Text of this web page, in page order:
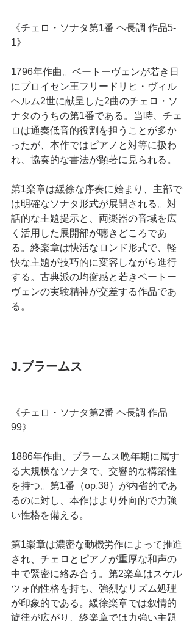
《チェロ・ソナタ第1番 ヘ長調 作品5-
1》
1796年作曲。ベートーヴェンが若き日
にプロイセン王フリードリヒ・ヴィル
ヘルム2世に献呈した2曲のチェロ・ソ
ナタのうちの第1番である。当時、チェ
ロは通奏低音的役割を担うことが多か
ったが、本作ではピアノと対等に扱わ
れ、協奏的な書法が顕著に見られる。
第1楽章は緩徐な序奏に始まり、主部で
は明確なソナタ形式が展開される。対
話的な主題提示と、両楽器の音域を広
く活用した展開部が聴きどころであ
る。終楽章は快活なロンド形式で、軽
快な主題が技巧的に変容しながら進行
する。古典派の均衡感と若きベートー
ヴェンの実験精神が交差する作品であ
る。
J.ブラームス
《チェロ・ソナタ第2番 ヘ長調 作品
99》
1886年作曲。ブラームス晩年期に属す
る大規模なソナタで、交響的な構築性
を持つ。第1番（op.38）が内省的であ
るのに対し、本作はより外向的で力強
い性格を備える。
第1楽章は濃密な動機労作によって推進
され、チェロとピアノが重厚な和声の
中で緊密に絡み合う。第2楽章はスケル
ツォ的性格を持ち、強烈なリズム処理
が印象的である。緩徐楽章では叙情的
旋律が広がり、終楽章では力強い主題